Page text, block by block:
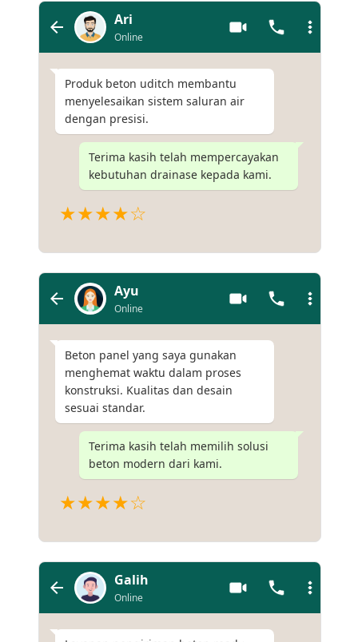
Ari
Online
Produk beton uditch membantu
menyelesaikan sistem saluran air
dengan presisi.
Terima kasih telah mempercayakan
kebutuhan drainase kepada kami.
★★★★☆
Ayu
Online
Beton panel yang saya gunakan
menghemat waktu dalam proses
konstruksi. Kualitas dan desain
sesuai standar.
Terima kasih telah memilih solusi
beton modern dari kami.
★★★★☆
Galih
Online